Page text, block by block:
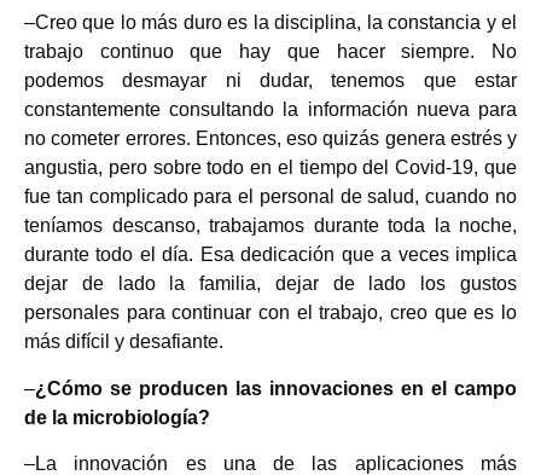
–Creo que lo más duro es la disciplina, la constancia y el
trabajo continuo que hay que hacer siempre. No
podemos desmayar ni dudar, tenemos que estar
constantemente consultando la información nueva para
no cometer errores. Entonces, eso quizás genera estrés y
angustia, pero sobre todo en el tiempo del Covid-19, que
fue tan complicado para el personal de salud, cuando no
teníamos descanso, trabajamos durante toda la noche,
durante todo el día. Esa dedicación que a veces implica
dejar de lado la familia, dejar de lado los gustos
personales para continuar con el trabajo, creo que es lo
más difícil y desafiante.
–¿Cómo se producen las innovaciones en el campo
de la microbiología?
–La innovación es una de las aplicaciones más